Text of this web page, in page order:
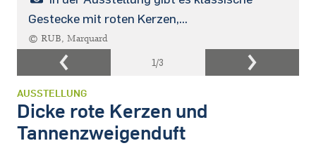
Gestecke mit roten Kerzen,...
© RUB, Marquard
1/3
AUSSTELLUNG
Dicke rote Kerzen und
Tannenzweigenduft